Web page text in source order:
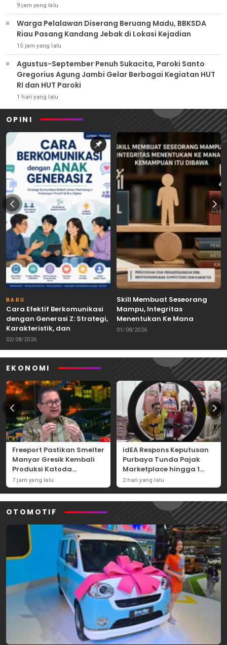
9 jam yang lalu
Warga Pelalawan Diserang Beruang Madu, BBKSDA
Riau Pasang Kandang Jebak di Lokasi Kejadian
15 jam yang lalu
Agustus-September Penuh Sukacita, Paroki Santo
Gregorius Agung Jambi Gelar Berbagai Kegiatan HUT
RI dan HUT Paroki
1 hari yang lalu
OPINI
BARU
Cara Efektif Berkomunikasi
dengan Generasi Z: Strategi,
Karakteristik, dan
Tantangannya
02/08/2026
Skill Membuat Seseorang
Mampu, Integritas
Menentukan Ke Mana
Kemampuan Itu Dibawa
01/08/2026
EKONOMI
Freeport Pastikan Smelter
Manyar Gresik Kembali
Produksi Katoda
Tembaga Mulai
September 2026
7 jam yang lalu
idEA Respons Keputusan
Purbaya Tunda Pajak
Marketplace hingga 1
November 2026
2 hari yang lalu
OTOMOTIF